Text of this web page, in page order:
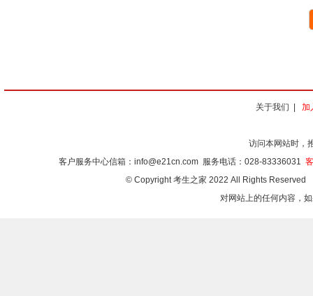
关于我们 加
访问本网站时，
客户服务中心信箱： info@e21cn.com 服务电话：028-83336031
©Copyright 考生之家 2022 All Rights
对网站上的任何内容，